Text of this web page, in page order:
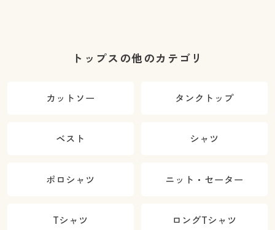
トップスの他のカテゴリ
カットソー タンクトップ
ベスト シャツ
ポロシャツ ニット・セーター
Tシャツ ロングTシャツ